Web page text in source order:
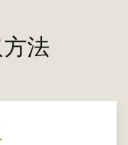
法